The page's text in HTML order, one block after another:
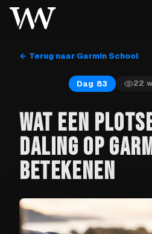
← Terug naar Garmin School
Dag 83 22
WAT EEN
DALING OP
BETEKENEN